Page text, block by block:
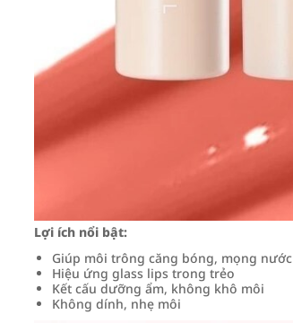
Lợi ích nổi bật:
Giúp môi trông căng bóng, mọng nước
Hiệu ứng glass lips trong trẻo
Kết cấu dưỡng ẩm, không khô môi
Không dính, nhẹ môi